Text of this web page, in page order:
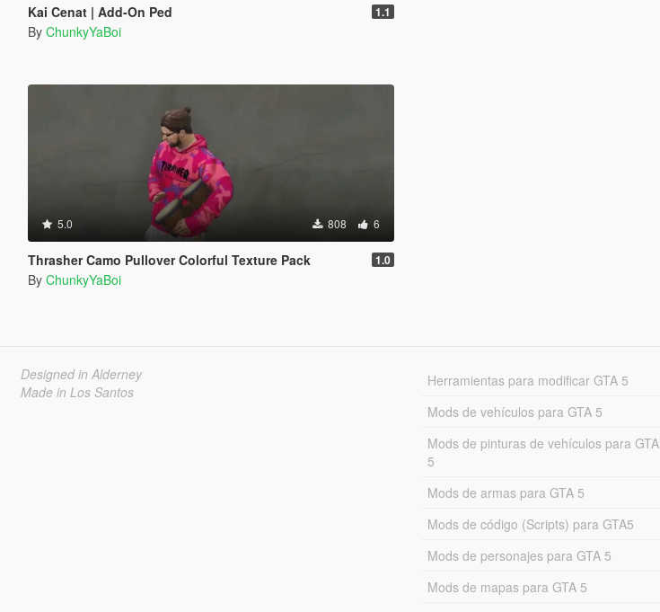
Kai Cenat | Add-On Ped 1.1
By ChunkyYaBoi
5.0 808 6
Thrasher Camo Pullover Colorful Texture Pack 1.0
By ChunkyYaBoi
Designed in Alderney
Made in Los Santos
Herramientas para modificar GTA 5
Mods de vehículos para GTA 5
Mods de pinturas de vehículos para GTA
5
Mods de armas para GTA 5
Mods de código (Scripts) para GTA5
Mods de personajes para GTA 5
Mods de mapas para GTA 5